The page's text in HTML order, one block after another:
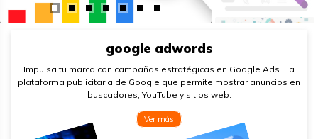
google adwords
Impulsa tu marca con campañas estratégicas en Google Ads. La
plataforma publicitaria de Google que permite mostrar anuncios en
buscadores, YouTube y sitios web.
Ver más